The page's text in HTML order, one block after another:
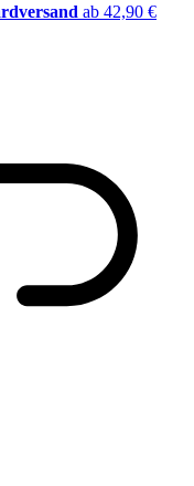
ab 42,90 €